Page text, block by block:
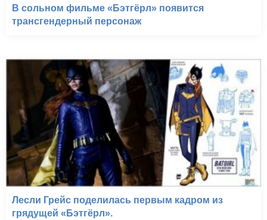
В сольном фильме «Бэтгёрл» появится
трансгендерный персонаж
Лесли Грейс поделилась первым кадром из
грядущей «Бэтгёрл».